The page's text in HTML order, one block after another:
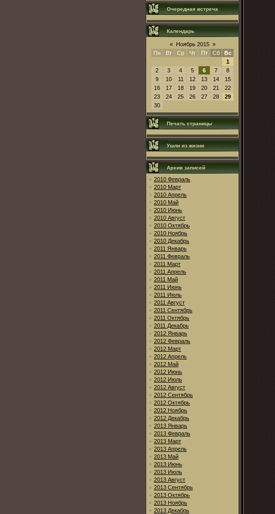
Очередная встреча
Календарь
« Ноябрь 2015 »
Пн
Вт Ср Чт Пт Сб
Вс
1
2
3 4 5 6 7
8
9
10 11 12 13 14
15
16
17 18 19 20 21
22
23
24 25 26 27 28
29
30
Печать страницы
Ушли из жизни
Архив записей
2010 Февраль
2010 Март
2010 Апрель
2010 Май
2010 Июнь
2010 Август
2010 Октябрь
2010 Ноябрь
2010 Декабрь
2011 Январь
2011 Февраль
2011 Март
2011 Апрель
2011 Май
2011 Июнь
2011 Июль
2011 Август
2011 Сентябрь
2011 Октябрь
2011 Декабрь
2012 Январь
2012 Февраль
2012 Март
2012 Апрель
2012 Май
2012 Июнь
2012 Июль
2012 Август
2012 Сентябрь
2012 Октябрь
2012 Ноябрь
2012 Декабрь
2013 Январь
2013 Февраль
2013 Март
2013 Апрель
2013 Май
2013 Июнь
2013 Июль
2013 Август
2013 Сентябрь
2013 Октябрь
2013 Ноябрь
2013 Декабрь